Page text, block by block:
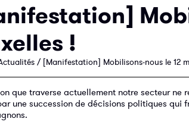
!
/ [Manifestation] Mobilisons-nous le 12
que traverse actuellement notre secteur ne
une succession de décisions politiques qui